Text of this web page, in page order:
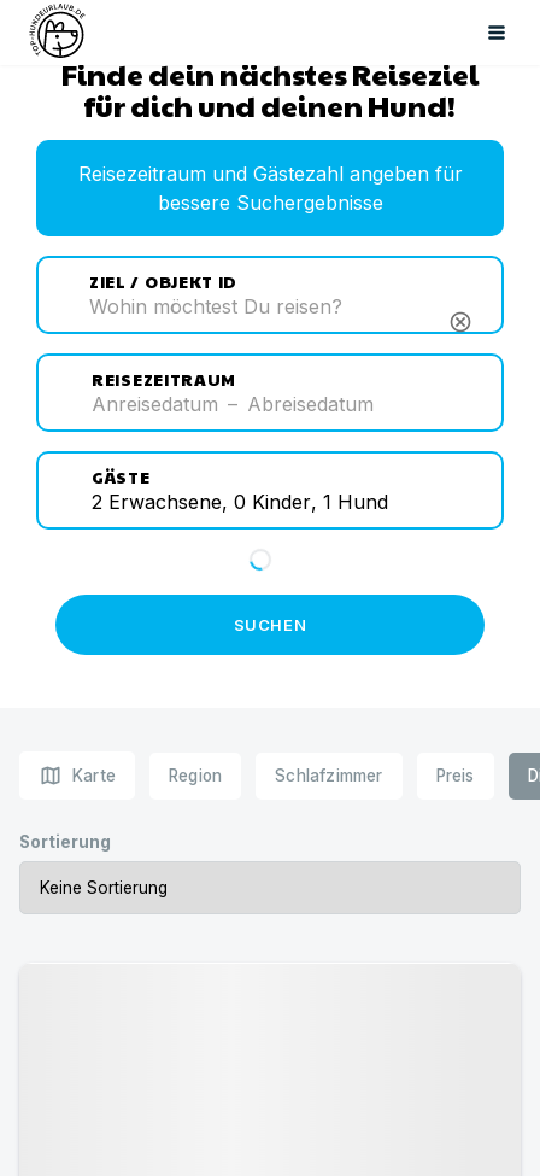
Finde dein nächstes Reiseziel
für dich und deinen Hund!
Reisezeitraum und Gästezahl angeben für
bessere Suchergebnisse
ZIEL / OBJEKT ID
cancel
REISEZEITRAUM
Anreisedatum – Abreisedatum
GÄSTE
2 Erwachsene, 0 Kinder, 1 Hund
SUCHEN
map Karte Region Schlafzimmer Preis
Sortierung